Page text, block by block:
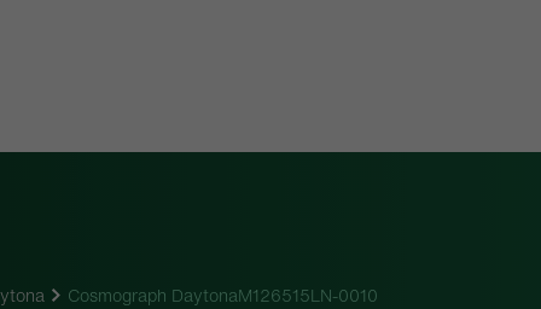
Cosmograph DaytonaM126515LN-0010